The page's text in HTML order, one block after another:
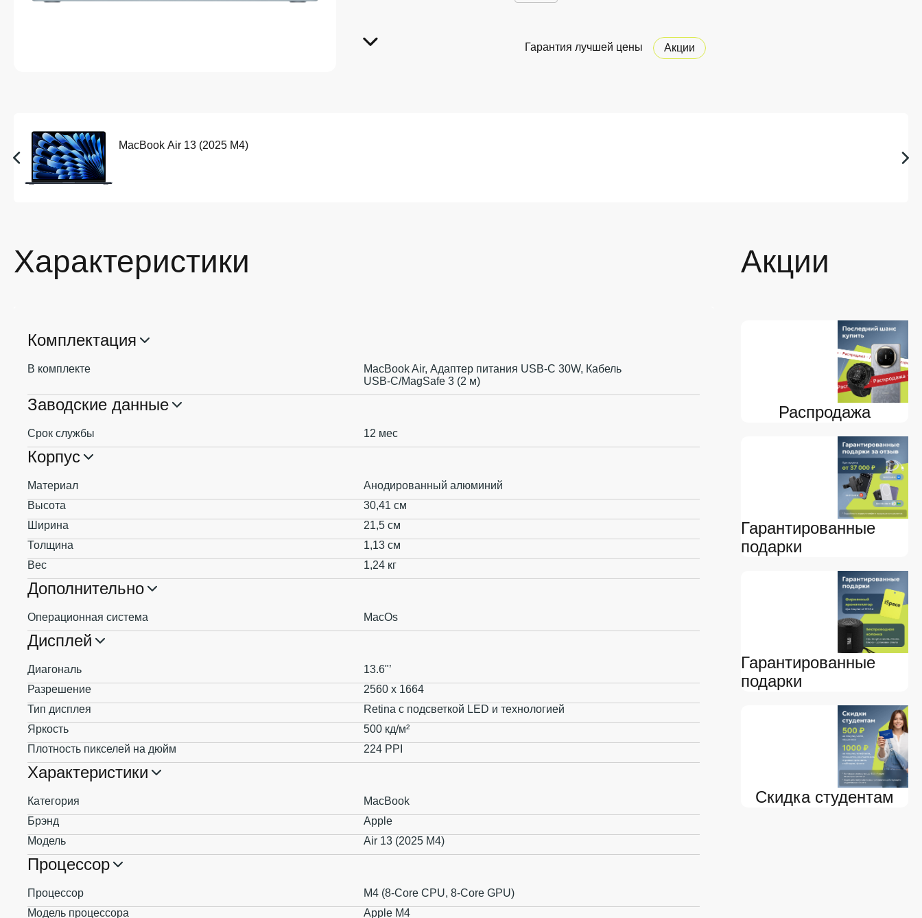
Гарантия лучшей цены Акции
MacBook Air 13 (2025 M4)
Акции
Распродажа
Гарантированные
подарки
Гарантированные
подарки
Скидка студентам
Характеристики
Комплектация
В комплекте
MacBook Air, Адаптер питания USB‑C 30W, Кабель
USB‑C/MagSafe 3 (2 м)
Заводские данные
Срок службы 12 мес
Корпус
Материал
Анодированный алюминий
Высота
30,41 см
Ширина
21,5 см
Толщина
1,13 см
Вес
1,24 кг
Дополнительно
Операционная система MacOs
Дисплей
Диагональ
13.6"’
Разрешение
2560 x 1664
Тип дисплея
Retina с подсветкой LED и технологией
Яркость
500 кд/м²
Плотность пикселей на дюйм
224 PPI
Характеристики
Категория
MacBook
Брэнд
Apple
Модель
Air 13 (2025 M4)
Процессор
Процессор
M4 (8-Core CPU, 8-Core GPU)
Модель процессора
Apple M4